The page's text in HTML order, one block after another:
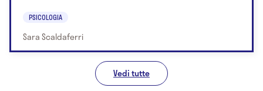
PSICOLOGIA
Sara Scaldaferri
Vedi tutte